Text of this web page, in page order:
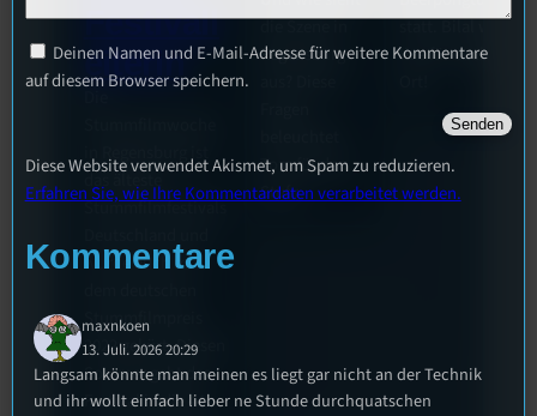
Festivall
eiterin
in Regensburg ist
das älteste
Stummfilmfestivals
wurde auch mit
Stummfilmpreis
2022 gekürt. Diesen
Sommer geht das
Festival in die 44.
die Szene in
Regensburg
Tom für den
Stufu.
statt. Bilal war
live für euch vor
Deinen Namen und E-Mail-Adresse für weitere Kommentare
auf diesem Browser speichern.
Diese Website verwendet Akismet, um Spam zu reduzieren.
Erfahren Sie, wie Ihre Kommentardaten verarbeitet werden.
Kommentare
maxnkoen
13. Juli. 2026 20:29
Langsam könnte man meinen es liegt gar nicht an der Technik
und ihr wollt einfach lieber ne Stunde durchquatschen